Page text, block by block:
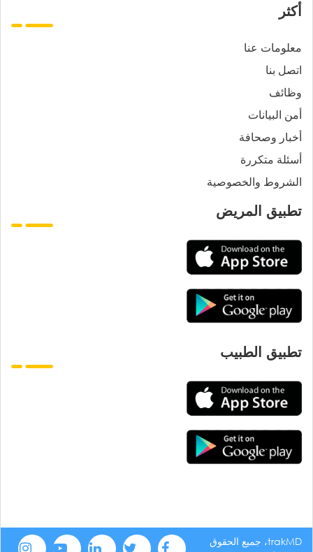
أكثر
معلومات عنا
اتصل بنا
وظائف
أمن البيانات
أخبار وصحافة
أسئلة متكررة
الشروط والخصوصية
تطبيق المريض
تطبيق الطبيب
trakMD، جميع الحقوق